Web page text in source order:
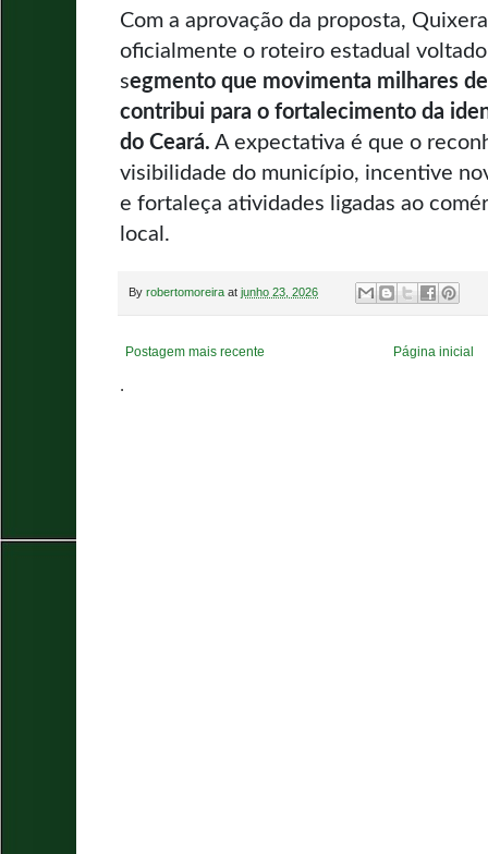
Com a aprovação da proposta,
oficialmente o roteiro estadual
segmento que movimenta milhares
contribui para o fortalecimento da
do Ceará. A expectativa é que o
visibilidade do município, incentive
e fortaleça atividades ligadas ao
local.
By robertomoreira at junho 23, 2026
Postagem mais recente Página inicial
.